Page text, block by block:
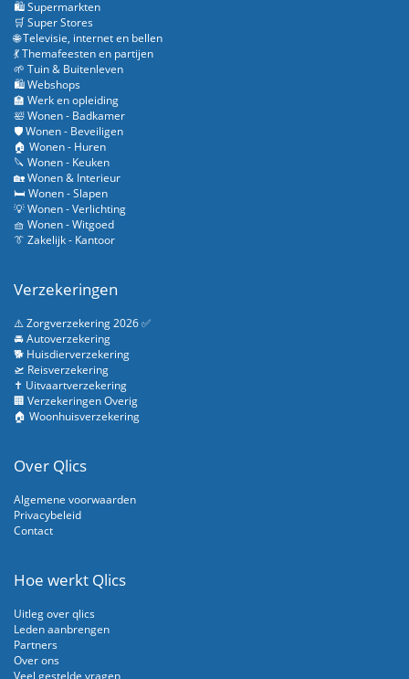
🛍️ Supermarkten
🛒 Super Stores
🌐 Televisie, internet en bellen
💃 Themafeesten en partijen
🌱 Tuin & Buitenleven
🛍️ Webshops
🏫 Werk en opleiding
🛀 Wonen - Badkamer
🛡️ Wonen - Beveiligen
🏠 Wonen - Huren
🔪 Wonen - Keuken
🏡 Wonen & Interieur
🛏️ Wonen - Slapen
💡 Wonen - Verlichting
🧺 Wonen - Witgoed
👔 Zakelijk - Kantoor
Verzekeringen
⚠️ Zorgverzekering 2026 ✅
🚘 Autoverzekering
🐕 Huisdierverzekering
🛫 Reisverzekering
✝️ Uitvaartverzekering
🏢 Verzekeringen Overig
🏠 Woonhuisverzekering
Over Qlics
Algemene voorwaarden
Privacybeleid
Contact
Hoe werkt Qlics
Uitleg over qlics
Leden aanbrengen
Partners
Over ons